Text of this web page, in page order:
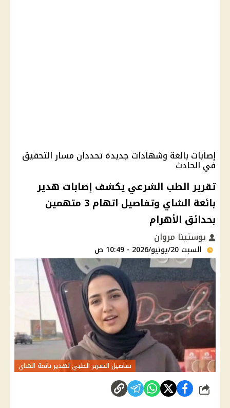
إصابات بالغة وشهادات جديدة تحددان مسار التحقيق
في الحادث
تقرير الطب الشرعي يكشف إصابات هدير
بائعة الشاي وتفاصيل اتهام 3 متهمين
بحدائق الأهرام
يوستينا مروان
السبت 20/يونيو/2026 - 10:49 ص
تفاصيل التقرير الطبي لهدير بائعة الشاي
شارك